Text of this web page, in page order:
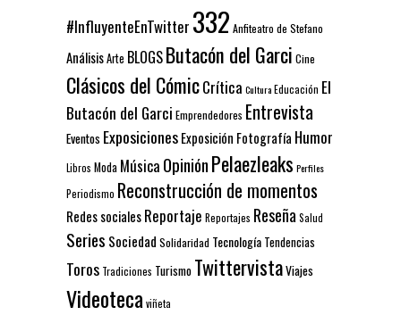
#InfluyenteEnTwitter 332 Anfiteatro de Stefano
AnálisisArte BLOGSButacón del Garci Cine
Clásicos del CómicCrítica CulturaEducación El
Butacón del Garci Emprendedores Entrevista
Eventos ExposicionesExposición Fotografía Humor
Libros Moda Música OpiniónPelaezleaks Perfiles
Periodismo Reconstrucción de momentos
Redes socialesReportaje Reportajes Reseña Salud
Series Sociedad Solidaridad Tecnología Tendencias
Toros Tradiciones Turismo TwittervistaViajes
Videoteca viñeta